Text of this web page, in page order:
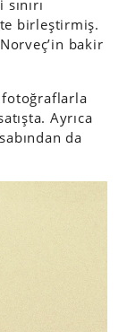
birleştirmiş.
bakir
fotoğraflarla
Ayrıca
da